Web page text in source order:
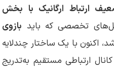
ارتباط ارگانیک با بخش
تخصصی که باید بازوی
اکنون با یک ساختار چندلایه
ارتباطی مستقیم به‌تدریج